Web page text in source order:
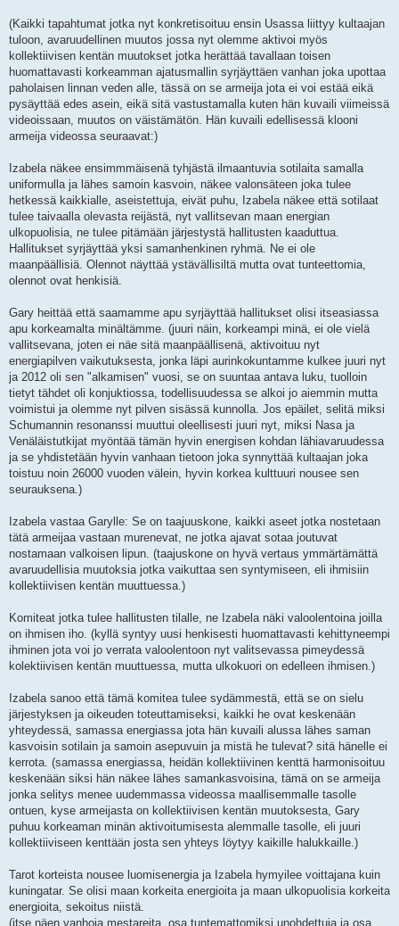
(Kaikki tapahtumat jotka nyt konkretisoituu ensin Usassa liittyy kultaajan
tuloon, avaruudellinen muutos jossa nyt olemme aktivoi myös
kollektiivisen kentän muutokset jotka herättää tavallaan toisen
huomattavasti korkeamman ajatusmallin syrjäyttäen vanhan joka upottaa
paholaisen linnan veden alle, tässä on se armeija jota ei voi estää eikä
pysäyttää edes asein, eikä sitä vastustamalla kuten hän kuvaili viimeissä
videoissaan, muutos on väistämätön. Hän kuvaili edellisessä klooni
armeija videossa seuraavat:)
Izabela näkee ensimmmäisenä tyhjästä ilmaantuvia sotilaita samalla
uniformulla ja lähes samoin kasvoin, näkee valonsäteen joka tulee
hetkessä kaikkialle, aseistettuja, eivät puhu, Izabela näkee että sotilaat
tulee taivaalla olevasta reijästä, nyt vallitsevan maan energian
ulkopuolisia, ne tulee pitämään järjestystä hallitusten kaaduttua.
Hallitukset syrjäyttää yksi samanhenkinen ryhmä. Ne ei ole
maanpäällisiä. Olennot näyttää ystävällisiltä mutta ovat tunteettomia,
olennot ovat henkisiä.
Gary heittää että saamamme apu syrjäyttää hallitukset olisi itseasiassa
apu korkeamalta minältämme. (juuri näin, korkeampi minä, ei ole vielä
vallitsevana, joten ei näe sitä maanpäällisenä, aktivoituu nyt
energiapilven vaikutuksesta, jonka läpi aurinkokuntamme kulkee juuri nyt
ja 2012 oli sen "alkamisen" vuosi, se on suuntaa antava luku, tuolloin
tietyt tähdet oli konjuktiossa, todellisuudessa se alkoi jo aiemmin mutta
voimistui ja olemme nyt pilven sisässä kunnolla. Jos epäilet, selitä miksi
Schumannin resonanssi muuttui oleellisesti juuri nyt, miksi Nasa ja
Venäläistutkijat myöntää tämän hyvin energisen kohdan lähiavaruudessa
ja se yhdistetään hyvin vanhaan tietoon joka synnyttää kultaajan joka
toistuu noin 26000 vuoden välein, hyvin korkea kulttuuri nousee sen
seurauksena.)
Izabela vastaa Garylle: Se on taajuuskone, kaikki aseet jotka nostetaan
tätä armeijaa vastaan murenevat, ne jotka ajavat sotaa joutuvat
nostamaan valkoisen lipun. (taajuskone on hyvä vertaus ymmärtämättä
avaruudellisia muutoksia jotka vaikuttaa sen syntymiseen, eli ihmisiin
kollektiivisen kentän muuttuessa.)
Komiteat jotka tulee hallitusten tilalle, ne Izabela näki valoolentoina joilla
on ihmisen iho. (kyllä syntyy uusi henkisesti huomattavasti kehittyneempi
ihminen jota voi jo verrata valoolentoon nyt valitsevassa pimeydessä
kolektiivisen kentän muuttuessa, mutta ulkokuori on edelleen ihmisen.)
Izabela sanoo että tämä komitea tulee sydämmestä, että se on sielu
järjestyksen ja oikeuden toteuttamiseksi, kaikki he ovat keskenään
yhteydessä, samassa energiassa jota hän kuvaili alussa lähes saman
kasvoisin sotilain ja samoin asepuvuin ja mistä he tulevat? sitä hänelle ei
kerrota. (samassa energiassa, heidän kollektiivinen kenttä harmonisoituu
keskenään siksi hän näkee lähes samankasvoisina, tämä on se armeija
jonka selitys menee uudemmassa videossa maallisemmalle tasolle
ontuen, kyse armeijasta on kollektiivisen kentän muutoksesta, Gary
puhuu korkeaman minän aktivoitumisesta alemmalle tasolle, eli juuri
kollektiiviseen kenttään josta sen yhteys löytyy kaikille halukkaille.)
Tarot korteista nousee luomisenergia ja Izabela hymyilee voittajana kuin
kuningatar. Se olisi maan korkeita energioita ja maan ulkopuolisia korkeita
energioita, sekoitus niistä.
(itse näen vanhoja mestareita, osa tuntemattomiksi unohdettuja ja osa